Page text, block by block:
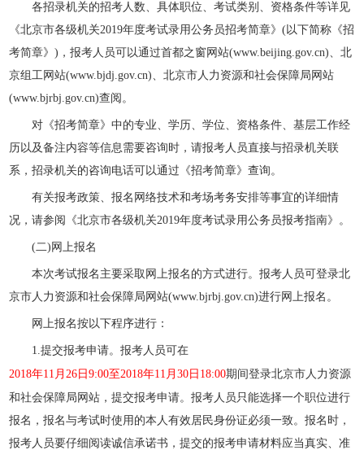
各招录机关的招考人数、具体职位、考试类别、资格条件等详见
《北京市各级机关2019年度考试录用公务员招考简章》(以下简称《招
考简章》)，报考人员可以通过首都之窗网站(www.beijing.gov.cn)、北
京组工网站(www.bjdj.gov.cn)、北京市人力资源和社会保障局网站
(www.bjrbj.gov.cn)查阅。
对《招考简章》中的专业、学历、学位、资格条件、基层工作经
历以及备注内容等信息需要咨询时，请报考人员直接与招录机关联
系，招录机关的咨询电话可以通过《招考简章》查询。
有关报考政策、报名网络技术和考场考务安排等事宜的详细情
况，请参阅《北京市各级机关2019年度考试录用公务员报考指南》。
(二)网上报名
本次考试报名主要采取网上报名的方式进行。报考人员可登录北
京市人力资源和社会保障局网站(www.bjrbj.gov.cn)进行网上报名。
网上报名按以下程序进行：
1.提交报考申请。报考人员可在
2018年11月26日9:00至2018年11月30日18:00期间登录北京市人力资源
和社会保障局网站，提交报考申请。报考人员只能选择一个职位进行
报名，报名与考试时使用的本人有效居民身份证必须一致。报名时，
报考人员要仔细阅读诚信承诺书，提交的报考申请材料应当真实、准